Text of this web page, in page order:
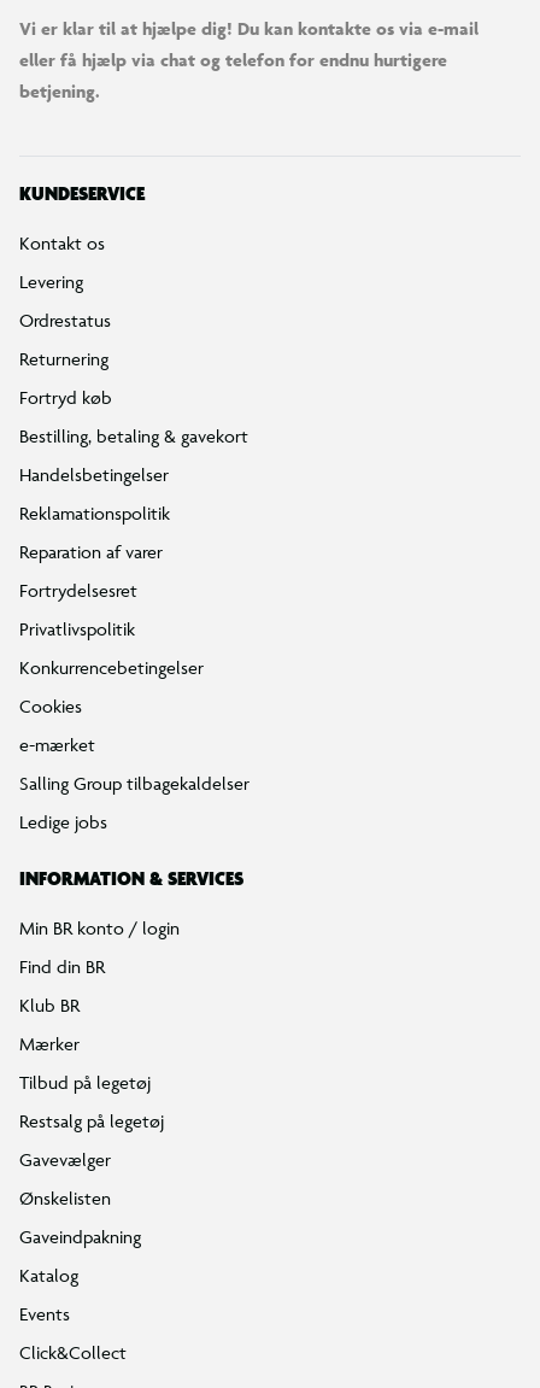
Vi er klar til at hjælpe dig! Du kan kontakte os via e-mail
eller få hjælp via chat og telefon for endnu hurtigere
betjening.
KUNDESERVICE
Kontakt os
Levering
Ordrestatus
Returnering
Fortryd køb
Bestilling, betaling & gavekort
Handelsbetingelser
Reklamationspolitik
Reparation af varer
Fortrydelsesret
Privatlivspolitik
Konkurrencebetingelser
Cookies
e-mærket
Salling Group tilbagekaldelser
Ledige jobs
INFORMATION & SERVICES
Min BR konto / login
Find din BR
Klub BR
Mærker
Tilbud på legetøj
Restsalg på legetøj
Gavevælger
Ønskelisten
Gaveindpakning
Katalog
Events
Click&Collect